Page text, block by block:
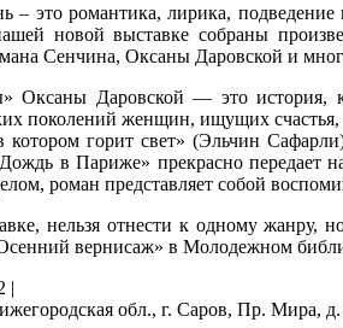
– это романтика, лирика,
новой выставке собраны
Сенчина, Оксаны Даровской и
Даровской — это история,
поколений женщин, ищущих
горит свет» (Эльчин
в Париже» прекрасно передает
роман представляет собой
нельзя отнести к одному жанру,
вернисаж» в Молодежном
|
обл., г. Саров, Пр. Мира,